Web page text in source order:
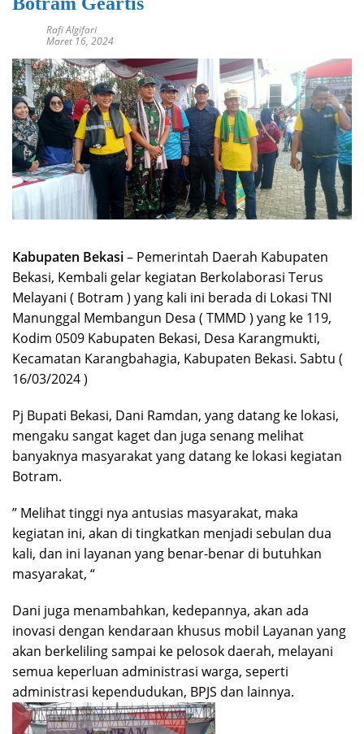
Rafi Algifari
Maret 16, 2024
Kabupaten Bekasi– Pemerintah Daerah Kabupaten
Bekasi, Kembali gelar kegiatan Berkolaborasi Terus
Melayani ( Botram ) yang kali ini berada di Lokasi TNI
Manunggal Membangun Desa ( TMMD ) yang ke 119,
Kodim 0509 Kabupaten Bekasi, Desa Karangmukti,
Kecamatan Karangbahagia, Kabupaten Bekasi. Sabtu (
16/03/2024 )
Pj Bupati Bekasi, Dani Ramdan, yang datang ke lokasi,
mengaku sangat kaget dan juga senang melihat
banyaknya masyarakat yang datang ke lokasi kegiatan
Botram.
” Melihat tinggi nya antusias masyarakat, maka
kegiatan ini, akan di tingkatkan menjadi sebulan dua
kali, dan ini layanan yang benar-benar di butuhkan
masyarakat, “
Dani juga menambahkan, kedepannya, akan ada
inovasi dengan kendaraan khusus mobil Layanan yang
akan berkeliling sampai ke pelosok daerah, melayani
semua keperluan administrasi warga, seperti
administrasi kependudukan, BPJS dan lainnya.